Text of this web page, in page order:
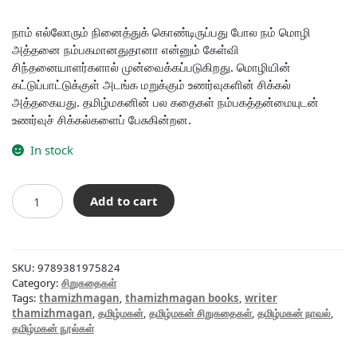
was:
₹135.00.
is:
₹121.50.
நாம் எல்லோரும் நினைத்துக் கொண்டிருப்பது போல நம் மொழி
அத்தனை நம்பகமானதுதானா என்னும் கேள்வி
சிந்தனையாளர்களால் முன்வைக்கப்படுகிறது. மொழியின்
கட்டுப்பாட்டுக்குள் அடங்க மறுக்கும் உணர்வுகளின் சிக்கல்
அத்தகையது. தமிழ்மகனின் பல கதைகள் நம்பகத்தன்மையுடன்
உணர்வுச் சிக்கல்களைப் பேசுகின்றன.
In stock
மஞ்சு
அக்காவின்
quantity
Add to cart
SKU: 9789381975824
Category: சிறுகதைகள்
Tags: thamizhmagan, thamizhmagan books, writer
thamizhmagan, தமிழ்மகன், தமிழ்மகன் சிறுகதைகள், தமிழ்மகன் நாவல்,
தமிழ்மகன் நூல்கள்